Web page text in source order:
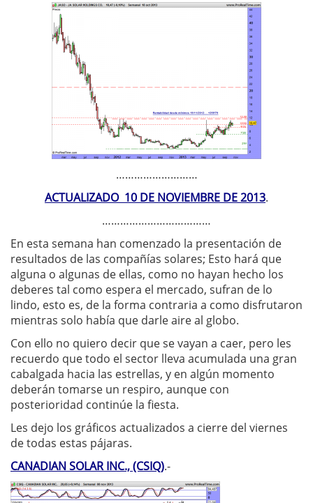
………………………
ACTUALIZADO 10 DE NOVIEMBRE DE 2013.
………………………………
En esta semana han comenzado la presentación de
resultados de las compañías solares; Esto hará que
alguna o algunas de ellas, como no hayan hecho los
deberes tal como espera el mercado, sufran de lo
lindo, esto es, de la forma contraria a como disfrutaron
mientras solo había que darle aire al globo.
Con ello no quiero decir que se vayan a caer, pero les
recuerdo que todo el sector lleva acumulada una gran
cabalgada hacia las estrellas, y en algún momento
deberán tomarse un respiro, aunque con
posterioridad continúe la fiesta.
Les dejo los gráficos actualizados a cierre del viernes
de todas estas pájaras.
CANADIAN SOLAR INC., (CSIQ).-